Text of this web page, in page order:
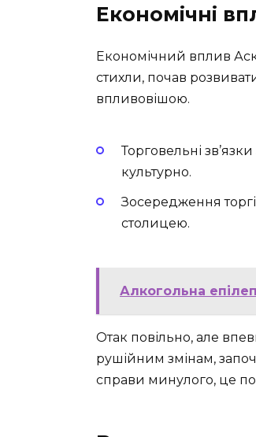
Економічні
Економічний вплив
стихли, почав
впливовішою.
Торговельні
культурно.
Зосередження
столицею.
Алкогольна
Отак повільно, але
рушійним змінам,
справи минулого, це